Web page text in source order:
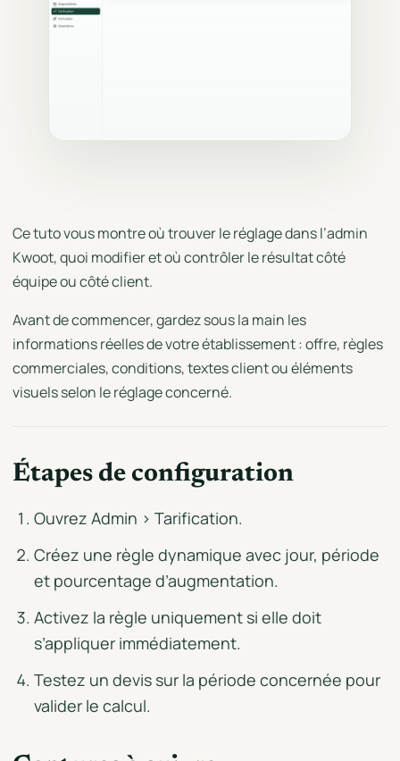
Ce tuto vous montre où trouver le réglage dans l’admin
Kwoot, quoi modifier et où contrôler le résultat côté
équipe ou côté client.
Avant de commencer, gardez sous la main les
informations réelles de votre établissement : offre, règles
commerciales, conditions, textes client ou éléments
visuels selon le réglage concerné.
Étapes de configuration
Ouvrez Admin > Tarification.
Créez une règle dynamique avec jour, période
et pourcentage d’augmentation.
Activez la règle uniquement si elle doit
s’appliquer immédiatement.
Testez un devis sur la période concernée pour
valider le calcul.